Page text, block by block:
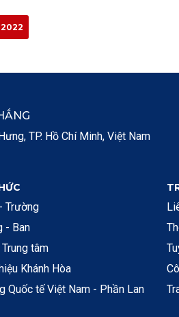
TP. Hồ Chí Minh, Việt Nam
Trường
- Ban
tâm
Khánh Hòa
Quốc tế Việt Nam - Phần Lan